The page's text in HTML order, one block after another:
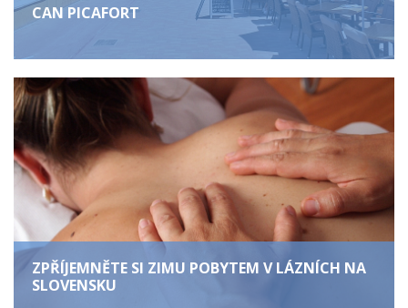
CAN PICAFORT
ZPŘÍJEMNĚTE SI ZIMU POBYTEM V LÁZNÍCH NA
SLOVENSKU